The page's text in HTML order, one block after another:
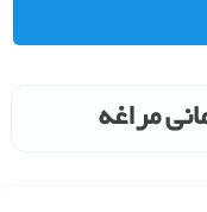
مراغه